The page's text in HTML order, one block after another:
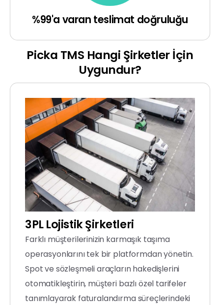
%99'a varan teslimat doğruluğu
Picka TMS Hangi Şirketlerİçin
Uygundur?
3PLLojistikŞirketleri
Farklı müşterilerinizin karmaşık taşıma
operasyonlarını tek bir platformdan yönetin.
Spot ve sözleşmeli araçların hakedişlerini
otomatikleştirin, müşteri bazlı özel tarifeler
tanımlayarak faturalandırma süreçlerindeki